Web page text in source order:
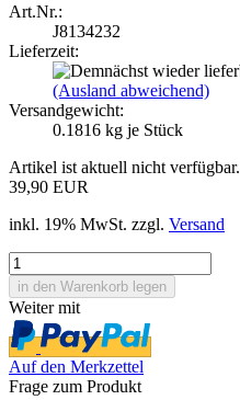
Art.Nr.:
J8134232
Lieferzeit:
(Ausland abweichend)
Versandgewicht:
0.1816 kg je Stück
Artikel ist aktuell nicht verfügbar.
39,90 EUR
inkl. 19% MwSt. zzgl. Versand
Weiter mit
Auf den Merkzettel
Frage zum Produkt